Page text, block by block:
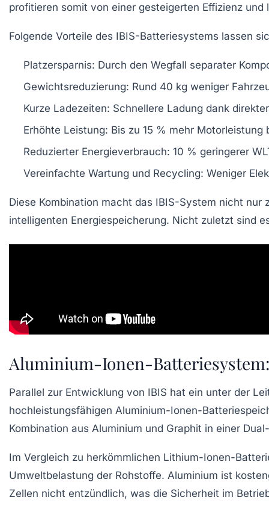
profitieren somit von einer gesteigerten Effizienz
Folgende Vorteile des IBIS-Batteriesystems lassen
Platzersparnis: Durch den Wegfall separater
Gewichtsreduzierung: Rund 40 kg weniger
Kurze Ladezeiten: Schnellere Ladung dank
Erhöhte Leistung: Bis zu 15 % mehr
Reduzierter Energieverbrauch: 10 % geringerer
Vereinfachte Wartung und Recycling: Weniger
Diese Kombination macht das IBIS-System nicht
intelligenten Energiespeicherung. Nicht zuletzt sind
Aluminium-Ionen-
Parallel zur Entwicklung von IBIS hat ein unter der
hochleistungsfähigen Aluminium-Ionen-
Kombination aus Aluminium und Graphit in einer
Im Vergleich zu herkömmlichen Lithium-Ionen-
Umweltbelastung der Rohstoffe. Aluminium ist
Zellen nicht entzündlich, was die Sicherheit im